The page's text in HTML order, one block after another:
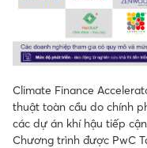
Climate Finance
thuật toàn cầu do chính
các dự án khí hậu tiếp
Chương trình được PwC